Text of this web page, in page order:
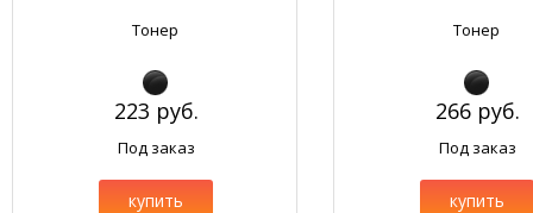
Тонер
223 руб.
Под заказ
купить
Тонер
266 руб.
Под заказ
купить